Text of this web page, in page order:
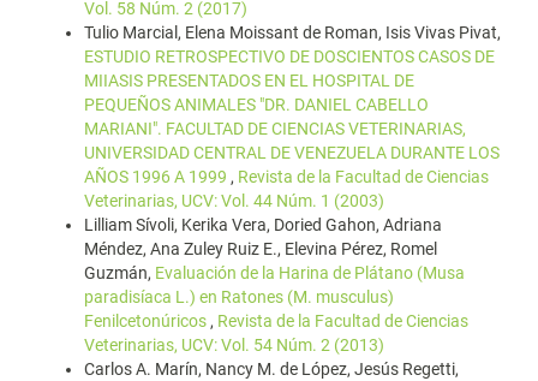
Vol. 58 Núm. 2 (2017)
Tulio Marcial, Elena Moissant de Roman, Isis Vivas Pivat,
ESTUDIO RETROSPECTIVO DE DOSCIENTOS CASOS DE
MIIASIS PRESENTADOS EN EL HOSPITAL DE
PEQUEÑOS ANIMALES "DR. DANIEL CABELLO
MARIANI". FACULTAD DE CIENCIAS VETERINARIAS,
UNIVERSIDAD CENTRAL DE VENEZUELA DURANTE LOS
AÑOS 1996 A 1999 , Revista de la Facultad de Ciencias
Veterinarias, UCV: Vol. 44 Núm. 1 (2003)
Lilliam Sívoli, Kerika Vera, Doried Gahon, Adriana
Méndez, Ana Zuley Ruiz E., Elevina Pérez, Romel
Guzmán, Evaluación de la Harina de Plátano (Musa
paradisíaca L.) en Ratones (M. musculus)
Fenilcetonúricos , Revista de la Facultad de Ciencias
Veterinarias, UCV: Vol. 54 Núm. 2 (2013)
Carlos A. Marín, Nancy M. de López, Jesús Regetti,